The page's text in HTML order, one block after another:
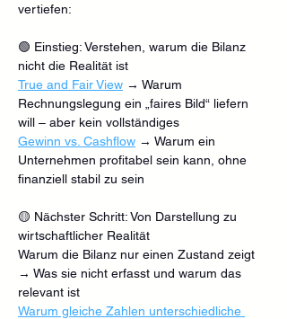
vertiefen:
🟢 Einstieg: Verstehen, warum die Bilanz
nicht die Realität ist
True and Fair View → Warum
Rechnungslegung ein „faires Bild“ liefern
will – aber kein vollständiges
Gewinn vs. Cashflow → Warum ein
Unternehmen profitabel sein kann, ohne
finanziell stabil zu sein
🟡 Nächster Schritt: Von Darstellung zu
wirtschaftlicher Realität
Warum die Bilanz nur einen Zustand zeigt
→ Was sie nicht erfasst und warum das
relevant ist
Warum gleiche Zahlen unterschiedliche